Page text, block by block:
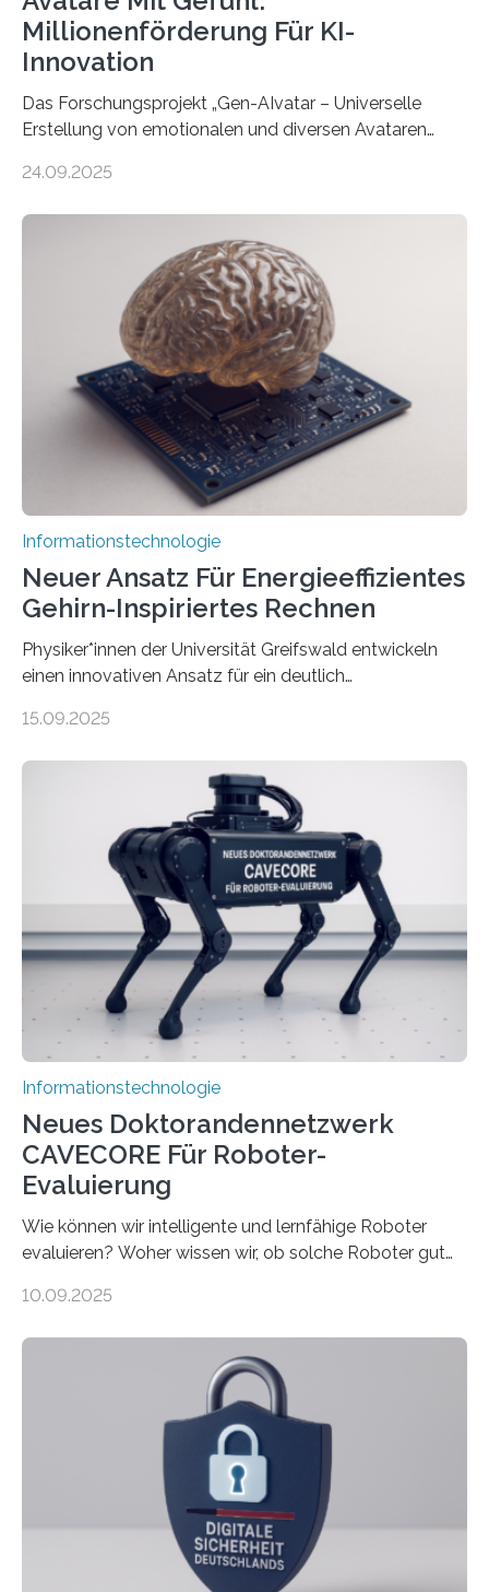
Millionenförderung Für KI-
Innovation
Das Forschungsprojekt „Gen-AIvatar – Universelle
Erstellung von emotionalen und diversen Avataren
Förderung in Höhe von rund 2 Millionen Euro. Dabei
der Universität Bonn und der TH Köln gemeinsam mit
der MindPort GmbH eine neuartige, KI-gestützte
Lösung zur Erzeugung von Emotionen für realistische
Avatare. Gen-AIvatar entwickelt innovative und
kosteneffiziente Methoden, um lebensechte Avatare zu
erstellen. „Besonders wichtig ist uns eine ganzheitliche
Animation, bei der Stimme, Körperbewegung, Gestik
und Mimik im Einklang sind…
24.09.2025
Informationstechnologie
Neuer Ansatz Für Energieeffizientes
Gehirn-Inspiriertes Rechnen
Physiker*innen der Universität Greifswald entwickeln
einen innovativen Ansatz für ein deutlich
Lösungsweg ist inspiriert vom menschlichen Gehirn. Die
stellt die heutige Computertechnik vor
Herausforderungen. Herkömmliche Silizium-
Prozessoren stoßen an ihre Grenzen: Sie verbrauchen
viel Energie, die Speicher- und Verarbeitungseinheiten
sind voneinander getrennt und die Datenübertragung
bremst komplexe Anwendungen aus. Da KI-Modelle
immer größer werden und riesige Datenmengen
verarbeiten müssen, steigt der Bedarf an neuen
Rechenarchitekturen. Neben Quantencomputern
rücken dabei insbesondere…
15.09.2025
Informationstechnologie
Neues Doktorandennetzwerk
CAVECORE Für Roboter-
Evaluierung
Wie können wir intelligente und lernfähige Roboter
evaluieren? Woher wissen wir, ob solche Roboter gut
sich CAVECORE – ein neues Marie Skłodowska-Curie
koordiniert wird. Ab dem 1. September werden sich
über einen Zeitraum von vier Jahren insgesamt 15
Promovierende im Rahmen von CAVECORE mit
kognitiven Robotern beschäftigen – also mit Robotern,
die mittels Sensoren ihre Umgebung erfassen,
Informationen verarbeiten und häufig auch mit…
10.09.2025